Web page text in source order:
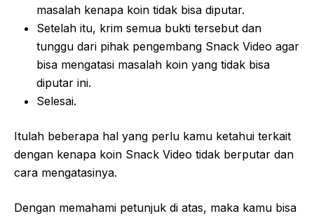
masalah kenapa koin tidak bisa diputar.
Setelah itu, krim semua bukti tersebut dan
tunggu dari pihak pengembang Snack Video agar
bisa mengatasi masalah koin yang tidak bisa
diputar ini.
Selesai.
Itulah beberapa hal yang perlu kamu ketahui terkait
dengan kenapa koin Snack Video tidak berputar dan
cara mengatasinya.
Dengan memahami petunjuk di atas, maka kamu bisa